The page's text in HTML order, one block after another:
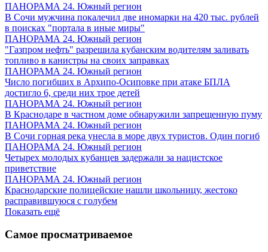
ПАНОРАМА 24. Южный регион
В Сочи мужчина покалечил две иномарки на 420 тыс. рублей
в поисках "портала в иные миры"
ПАНОРАМА 24. Южный регион
"Газпром нефть" разрешила кубанским водителям заливать
топливо в канистры на своих заправках
ПАНОРАМА 24. Южный регион
Число погибших в Архипо-Осиповке при атаке БПЛА
достигло 6, среди них трое детей
ПАНОРАМА 24. Южный регион
В Краснодаре в частном доме обнаружили запрещенную пуму
ПАНОРАМА 24. Южный регион
В Сочи горная река унесла в море двух туристов. Один погиб
ПАНОРАМА 24. Южный регион
Четырех молодых кубанцев задержали за нацистское
приветствие
ПАНОРАМА 24. Южный регион
Краснодарские полицейские нашли школьницу, жестоко
расправившуюся с голубем
Показать ещё
Самое просматриваемое